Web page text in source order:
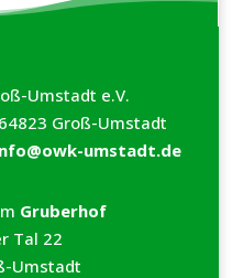
Umstadt e.V.
Groß-Umstadt
umstadt.de
Gruberhof
Tal 22
Umstadt